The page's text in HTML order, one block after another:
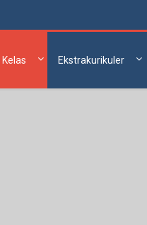
Kelas Ekstrakurikuler